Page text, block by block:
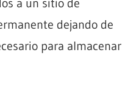
a un sitio de
dejando de
para almacenar